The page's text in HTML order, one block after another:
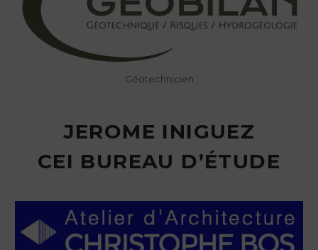
Géotechnicien
JEROME INIGUEZ
CEI BUREAU D’ÉTUDE